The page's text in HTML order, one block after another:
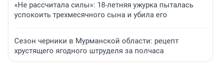
«Не рассчитала силы»: 18-летняя ужурка пыталась
успокоить трехмесячного сына и убила его
Сезон черники в Мурманской области: рецепт
хрустящего ягодного штруделя за полчаса